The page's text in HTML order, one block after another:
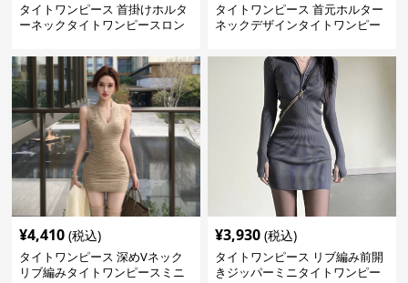
タイトワンピース 首掛けホルタ
ーネックタイトワンピースロン
タイトワンピース 首元ホルター
ネックデザインタイトワンピー
¥4,410 (税込)
タイトワンピース 深めVネック
リブ編みタイトワンピースミニ
¥3,930 (税込)
タイトワンピース リブ編み前開
きジッパーミニタイトワンピー